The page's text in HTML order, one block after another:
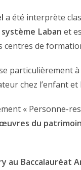
a été interprète
Laban et
centres de
particulièrement
chez l’enfant et
« Personne-
du
au Baccalauréat